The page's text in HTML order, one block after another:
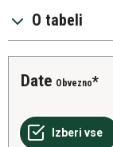
O tabeli
Date Obvezno